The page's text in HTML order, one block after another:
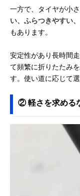
一方で、タイヤが小
い、ふらつきやすい
もあります。
安定性があり長時間
て頻繁に折りたたみ
す。使い道に応じて
② 軽さを求める